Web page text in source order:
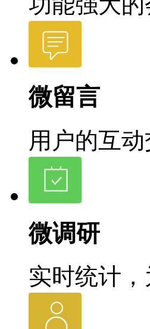
微留言
用户的互
微调研
实时统计